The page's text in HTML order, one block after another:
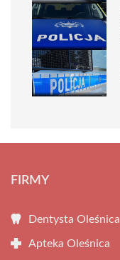
FIRMY
Dentysta Oleśnica
Apteka Oleśnica